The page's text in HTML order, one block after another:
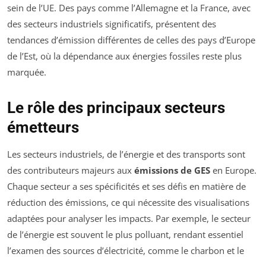
sein de l’UE. Des pays comme l’Allemagne et la France, avec
des secteurs industriels significatifs, présentent des
tendances d’émission différentes de celles des pays d’Europe
de l’Est, où la dépendance aux énergies fossiles reste plus
marquée.
Le rôle des principaux secteurs
émetteurs
Les secteurs industriels, de l’énergie et des transports sont
des contributeurs majeurs aux émissions de GES en Europe.
Chaque secteur a ses spécificités et ses défis en matière de
réduction des émissions, ce qui nécessite des visualisations
adaptées pour analyser les impacts. Par exemple, le secteur
de l’énergie est souvent le plus polluant, rendant essentiel
l’examen des sources d’électricité, comme le charbon et le